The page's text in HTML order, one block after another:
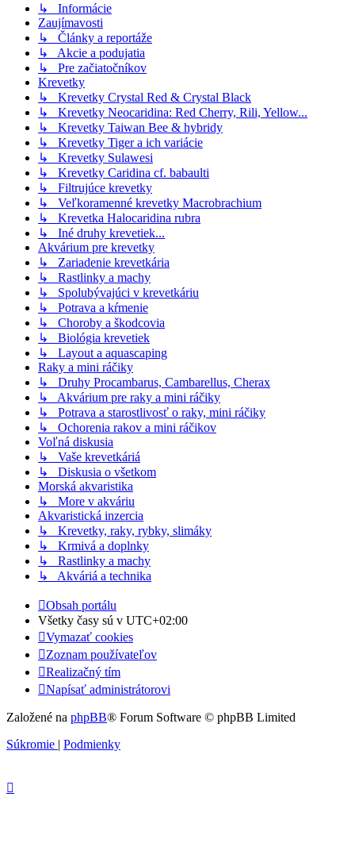
↳ Informácie
Zaujímavosti
↳ Články a reportáže
↳ Akcie a podujatia
↳ Pre začiatočníkov
Krevetky
↳ Krevetky Crystal Red & Crystal Black
↳ Krevetky Neocaridina: Red Cherry, Rili, Yellow...
↳ Krevetky Taiwan Bee & hybridy
↳ Krevetky Tiger a ich variácie
↳ Krevetky Sulawesi
↳ Krevetky Caridina cf. babaulti
↳ Filtrujúce krevetky
↳ Veľkoramenné krevetky Macrobrachium
↳ Krevetka Halocaridina rubra
↳ Iné druhy krevetiek...
Akvárium pre krevetky
↳ Zariadenie krevetkária
↳ Rastlinky a machy
↳ Spolubývajúci v krevetkáriu
↳ Potrava a kŕmenie
↳ Choroby a škodcovia
↳ Biológia krevetiek
↳ Layout a aquascaping
Raky a mini ráčiky
↳ Druhy Procambarus, Cambarellus, Cherax
↳ Akvárium pre raky a mini ráčiky
↳ Potrava a starostlivosť o raky, mini ráčiky
↳ Ochorenia rakov a mini ráčikov
Voľná diskusia
↳ Vaše krevetkáriá
↳ Diskusia o všetkom
Morská akvaristika
↳ More v akváriu
Akvaristická inzercia
↳ Krevetky, raky, rybky, slimáky
↳ Krmivá a doplnky
↳ Rastlinky a machy
↳ Akváriá a technika
Obsah portálu
Všetky časy sú v UTC+02:00
Vymazať cookies
Zoznam používateľov
Realizačný tím
Napísať administrátorovi
Založené na phpBB® Forum Software © phpBB Limited
Súkromie | Podmienky